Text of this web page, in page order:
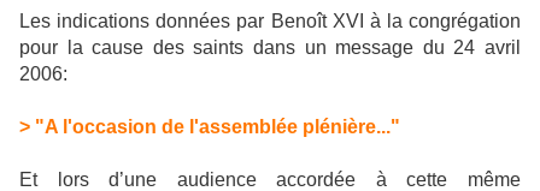
Les indications données par Benoît XVI à la congrégation
pour la cause des saints dans un message du 24 avril
2006:
> "A l'occasion de l'assemblée plénière..."
Et lors d’une audience accordée à cette même